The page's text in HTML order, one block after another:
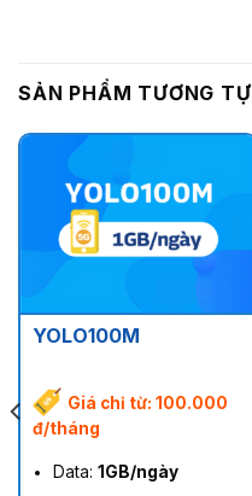
SẢN PHẨM TƯƠNG TỰ
YOLO100M
Giá chỉ từ: 100.000
đ/tháng
Data:1GB/ngày